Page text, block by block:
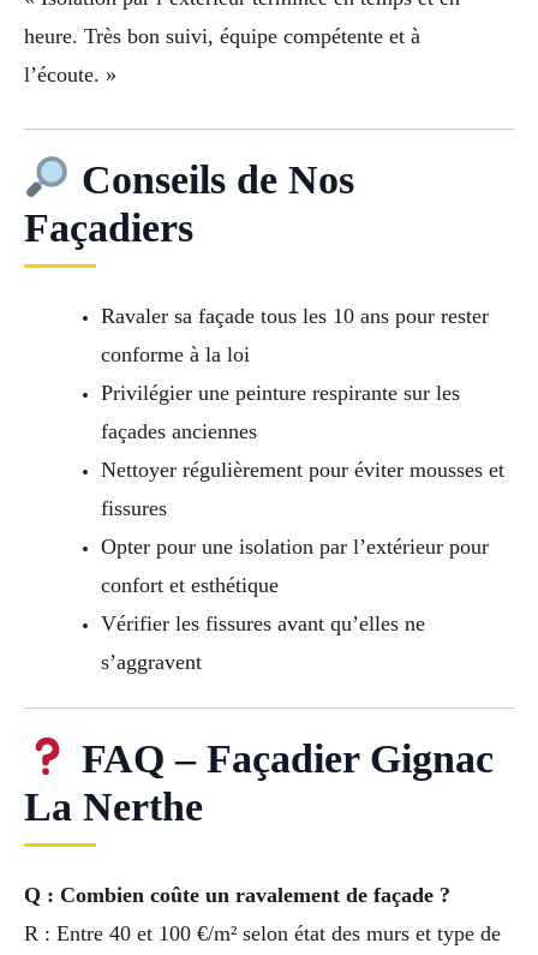
heure. Très bon suivi, équipe compétente et à
l’écoute. »
Conseils de Nos
Façadiers
Ravaler sa façade tous les 10 ans pour rester
conforme à la loi
Privilégier une peinture respirante sur les
façades anciennes
Nettoyer régulièrement pour éviter mousses et
fissures
Opter pour une isolation par l’extérieur pour
confort et esthétique
Vérifier les fissures avant qu’elles ne
s’aggravent
FAQ – Façadier Gignac
La Nerthe
Q : Combien coûte un ravalement de façade ?
R : Entre 40 et 100 €/m² selon état des murs et type de